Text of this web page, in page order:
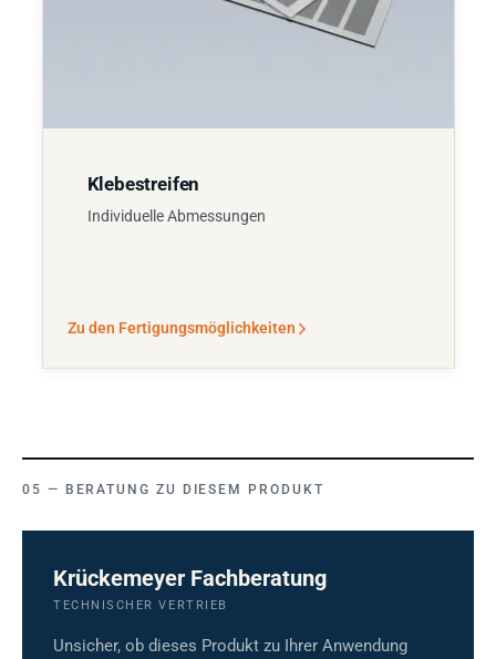
Klebestreifen
Individuelle Abmessungen
Zu den Fertigungsmöglichkeiten
BERATUNG ZU DIESEM PRODUKT
Krückemeyer Fachberatung
TECHNISCHER VERTRIEB
Unsicher, ob dieses Produkt zu Ihrer Anwendung